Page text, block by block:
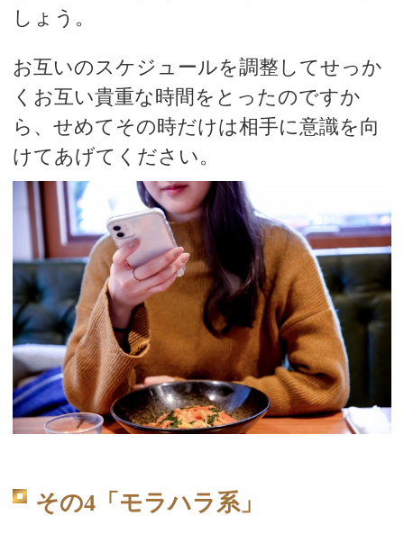
しょう。
お互いのスケジュールを調整してせっか
くお互い貴重な時間をとったのですか
ら、せめてその時だけは相手に意識を向
けてあげてください。
その4「モラハラ系」